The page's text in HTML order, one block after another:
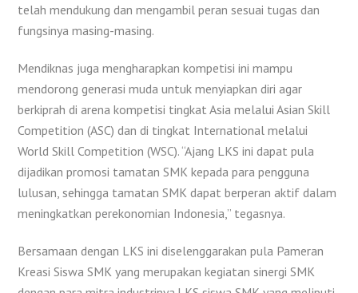
telah mendukung dan mengambil peran sesuai tugas dan
fungsinya masing-masing.
Mendiknas juga mengharapkan kompetisi ini mampu
mendorong generasi muda untuk menyiapkan diri agar
berkiprah di arena kompetisi tingkat Asia melalui Asian Skill
Competition (ASC) dan di tingkat International melalui
World Skill Competition (WSC). “Ajang LKS ini dapat pula
dijadikan promosi tamatan SMK kepada para pengguna
lulusan, sehingga tamatan SMK dapat berperan aktif dalam
meningkatkan perekonomian Indonesia,” tegasnya.
Bersamaan dengan LKS ini diselenggarakan pula Pameran
Kreasi Siswa SMK yang merupakan kegiatan sinergi SMK